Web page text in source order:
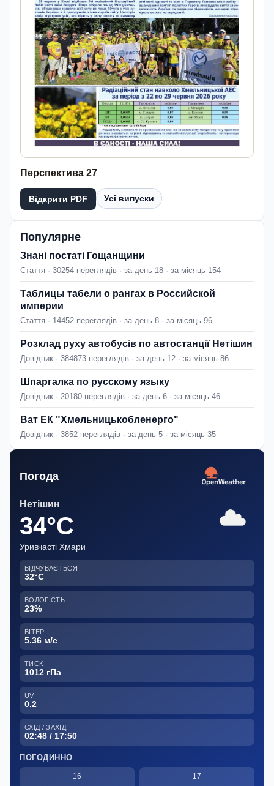
Перспектива 27
Відкрити PDF Усі випуски
Популярне
Знані постаті Гощанщини
Стаття · 30254 переглядів · за день 18 · за місяць 154
Таблицы табели о рангах в Российской
империи
Стаття · 14452 переглядів · за день 8 · за місяць 96
Розклад руху автобусів по автостанції Нетішин
Довідник · 384873 переглядів · за день 12 · за місяць 86
Шпаргалка по русскому языку
Довідник · 20180 переглядів · за день 6 · за місяць 46
Ват ЕК "Хмельницькобленерго"
Довідник · 3852 переглядів · за день 5 · за місяць 35
Погода
Нетішин
34°C
Уривчасті Хмари
ВІДЧУВАЄТЬСЯ
32°C
ВОЛОГІСТЬ
23%
ВІТЕР
5.36 м/с
ТИСК
1012 гПа
UV
0.2
СХІД / ЗАХІД
02:48 / 17:50
ПОГОДИННО
16 17